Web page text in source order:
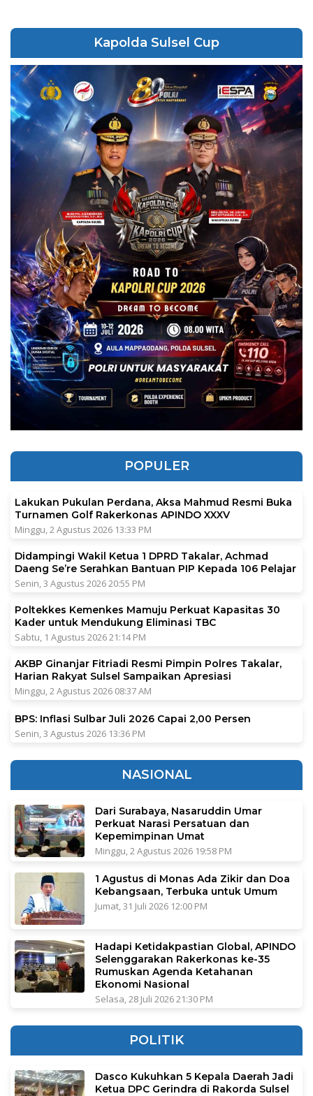
Kapolda Sulsel Cup
POPULER
Lakukan Pukulan Perdana, Aksa Mahmud Resmi Buka
Turnamen Golf Rakerkonas APINDO XXXV
Minggu, 2 Agustus 2026 13:33 PM
Didampingi Wakil Ketua 1 DPRD Takalar, Achmad
Daeng Se’re Serahkan Bantuan PIP Kepada 106 Pelajar
Senin, 3 Agustus 2026 20:55 PM
Poltekkes Kemenkes Mamuju Perkuat Kapasitas 30
Kader untuk Mendukung Eliminasi TBC
Sabtu, 1 Agustus 2026 21:14 PM
AKBP Ginanjar Fitriadi Resmi Pimpin Polres Takalar,
Harian Rakyat Sulsel Sampaikan Apresiasi
Minggu, 2 Agustus 2026 08:37 AM
BPS: Inflasi Sulbar Juli 2026 Capai 2,00 Persen
Senin, 3 Agustus 2026 13:36 PM
NASIONAL
Dari Surabaya, Nasaruddin Umar
Perkuat Narasi Persatuan dan
Kepemimpinan Umat
Minggu, 2 Agustus 2026 19:58 PM
1 Agustus di Monas Ada Zikir dan Doa
Kebangsaan, Terbuka untuk Umum
Jumat, 31 Juli 2026 12:00 PM
Hadapi Ketidakpastian Global, APINDO
Selenggarakan Rakerkonas ke-35
Rumuskan Agenda Ketahanan
Ekonomi Nasional
Selasa, 28 Juli 2026 21:30 PM
POLITIK
Dasco Kukuhkan 5 Kepala Daerah Jadi
Ketua DPC Gerindra di Rakorda Sulsel